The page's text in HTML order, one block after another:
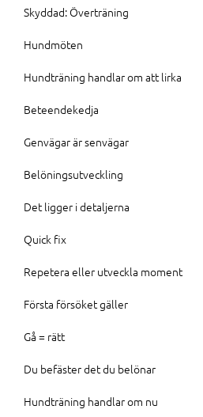
Skyddad: Överträning
Hundmöten
Hundträning handlar om att lirka
Beteendekedja
Genvägar är senvägar
Belöningsutveckling
Det ligger i detaljerna
Quick fix
Repetera eller utveckla moment
Första försöket gäller
Gå = rätt
Du befäster det du belönar
Hundträning handlar om nu